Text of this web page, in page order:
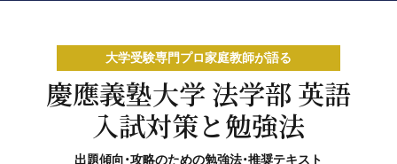
無料体験授業とは
短期フリープラン
大学受験専門プロ家庭教師が語る
慶應義塾大学 法学部 英語
入試対策と勉強法
出題傾向・攻略のための勉強法・推奨テキスト